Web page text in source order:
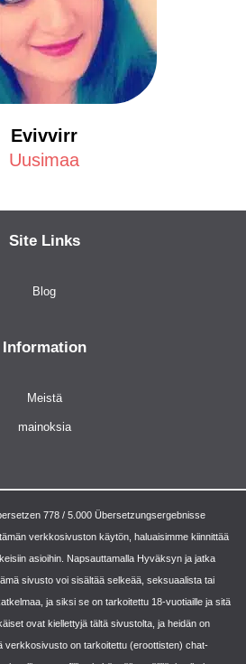
Evivvirr
Uusimaa
Site Links
Blog
Information
Meistä
mainoksia
778 / 5.000 Übersetzungsergebnisse
verkkosivuston käytön, haluaisimme kiinnittää
asioihin. Napsauttamalla Hyväksyn ja jatka
sivusto voi sisältää selkeää, seksuaalista tai
ja siksi se on tarkoitettu 18-vuotiaille ja sitä
ovat kiellettyjä tältä sivustolta, ja heidän on
verkkosivusto on tarkoitettu (eroottisten) chat-